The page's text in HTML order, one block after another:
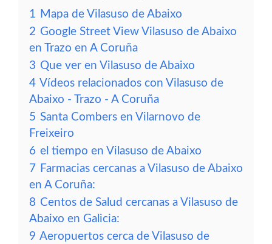
1 Mapa de Vilasuso de Abaixo
2 Google Street View Vilasuso de Abaixo
en Trazo en A Coruña
3 Que ver en Vilasuso de Abaixo
4 Vídeos relacionados con Vilasuso de
Abaixo - Trazo - A Coruña
5 Santa Combers en Vilarnovo de
Freixeiro
6 el tiempo en Vilasuso de Abaixo
7 Farmacias cercanas a Vilasuso de Abaixo
en A Coruña:
8 Centos de Salud cercanas a Vilasuso de
Abaixo en Galicia:
9 Aeropuertos cerca de Vilasuso de